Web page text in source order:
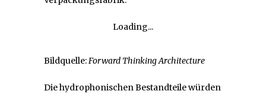
Loading...
Bildquelle:Forward Thinking Architecture
Die hydrophonischen Bestandteile würden